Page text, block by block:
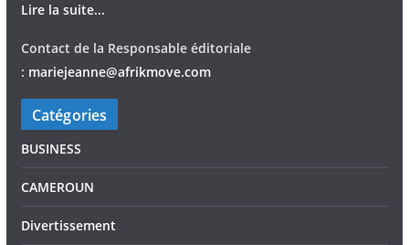
Lire la suite...
Contact de la Responsable éditoriale
: mariejeanne@afrikmove.com
Catégories
BUSINESS
CAMEROUN
Divertissement